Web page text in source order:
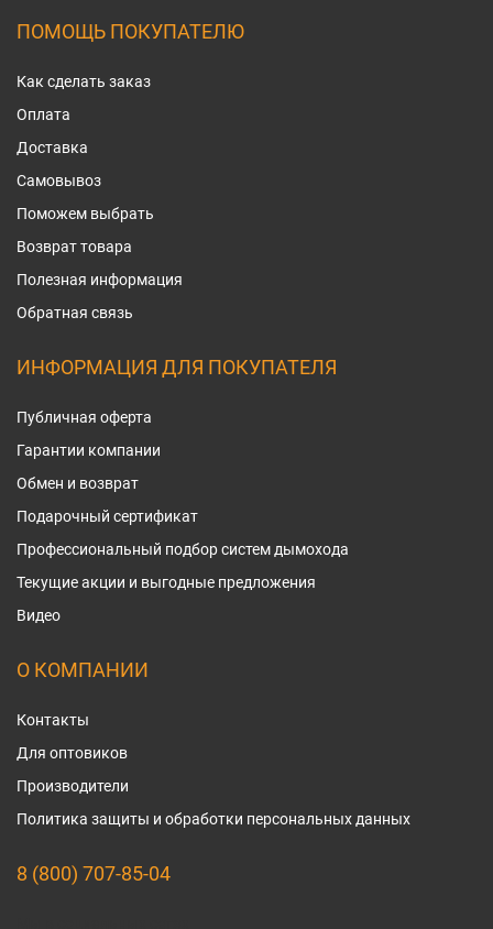
ПОМОЩЬ ПОКУПАТЕЛЮ
Как сделать заказ
Оплата
Доставка
Самовывоз
Поможем выбрать
Возврат товара
Полезная информация
Обратная связь
ИНФОРМАЦИЯ ДЛЯ ПОКУПАТЕЛЯ
Публичная оферта
Гарантии компании
Обмен и возврат
Подарочный сертификат
Профессиональный подбор систем дымохода
Текущие акции и выгодные предложения
Видео
О КОМПАНИИ
Контакты
Для оптовиков
Производители
Политика защиты и обработки персональных данных
8 (800) 707-85-04